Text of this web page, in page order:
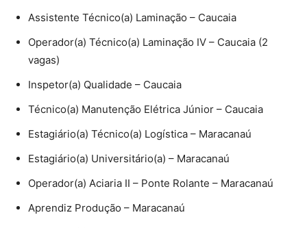
Assistente Técnico(a) Laminação – Caucaia
Operador(a) Técnico(a) Laminação IV – Caucaia (2
vagas)
Inspetor(a) Qualidade – Caucaia
Técnico(a) Manutenção Elétrica Júnior – Caucaia
Estagiário(a) Técnico(a) Logística – Maracanaú
Estagiário(a) Universitário(a) – Maracanaú
Operador(a) Aciaria II – Ponte Rolante – Maracanaú
Aprendiz Produção – Maracanaú